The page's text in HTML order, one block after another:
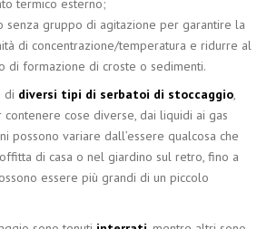
termico esterno;
senza gruppo di agitazione per garantire la
di concentrazione/temperatura e ridurre al
di formazione di croste o sedimenti.
di diversi tipi di serbatoi di stoccaggio,
contenere cose diverse, dai liquidi ai gas
possono variare dall’essere qualcosa che
di casa o nel giardino sul retro, fino a
essere più grandi di un piccolo